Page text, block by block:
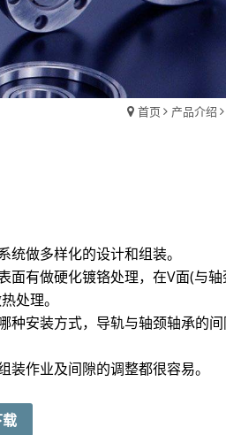
首页 产品介绍
统做多样化的设计和组装。
面有做硬化镀铬处理，在V面(与
处理。
种安装方式，导轨与轴颈轴承的
装作业及间隙的调整都很容易。